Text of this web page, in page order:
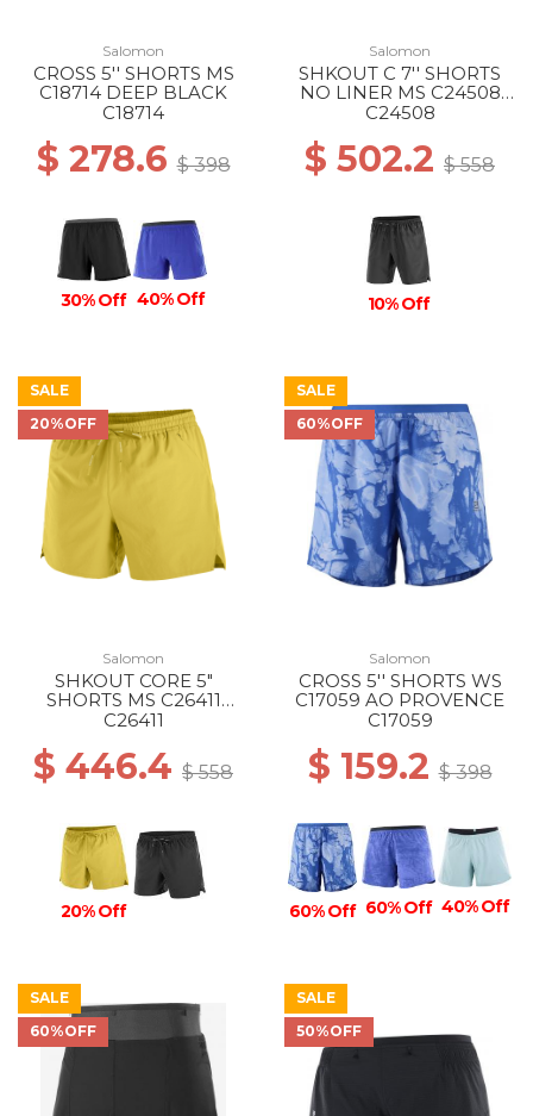
Salomon
CROSS 5'' SHORTS MS
C18714 DEEP BLACK
C18714
$ 278.6$ 398
30% Off 40% Off
Salomon
SHKOUT C 7'' SHORTS
NO LINER MS C24508
DEEP BLACK
C24508
$ 502.2 $ 558
10% Off
SALE
20%OFF
Salomon
SHKOUT CORE 5"
SHORTS MS C26411
BRILLIANT OLIVE
C26411
$ 446.4 $ 558
20% Off
SALE
60%OFF
Salomon
CROSS 5'' SHORTS WS
C17059 AO PROVENCE
C17059
$ 159.2$ 398
60% Off 60% Off 40% Off
SALE
60%OFF
SALE
50%OFF